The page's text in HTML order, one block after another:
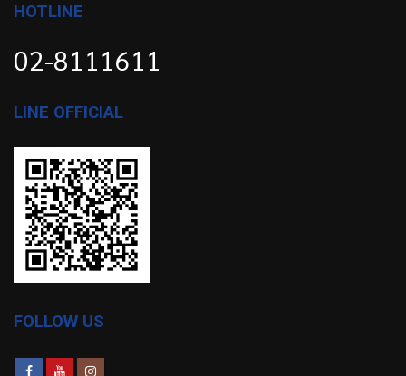
HOTLINE
02-8111611
LINE OFFICIAL
FOLLOW US